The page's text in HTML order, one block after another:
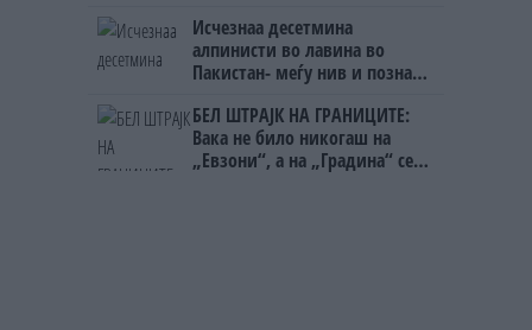
ништо, освен за кеш
Исчезнаа десетмина
алпинисти во лавина во
Пакистан- меѓу нив и познат
БЕЛ ШТРАЈК НА ГРАНИЦИТЕ:
Вака не било никогаш на
„Евзони“, а на „Градина“ се